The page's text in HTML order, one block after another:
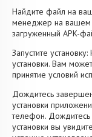
Найдите файл на
менеджер на вашем
загруженный APK-
Запустите
установки. Вам
принятие условий
Дождитесь
установки
телефон. Дождитесь
установки вы